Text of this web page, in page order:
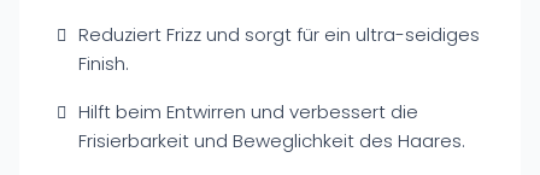
Reduziert Frizz und sorgt für ein ultra-seidiges
Finish.
Hilft beim Entwirren und verbessert die
Frisierbarkeit und Beweglichkeit des Haares.